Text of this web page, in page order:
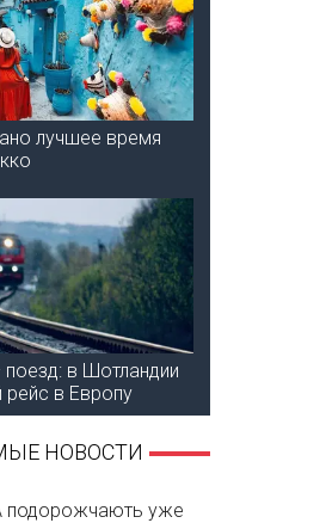
лучшее время
в Шотландии
рейс в Европу
НОВОСТИ
подорожчають уже